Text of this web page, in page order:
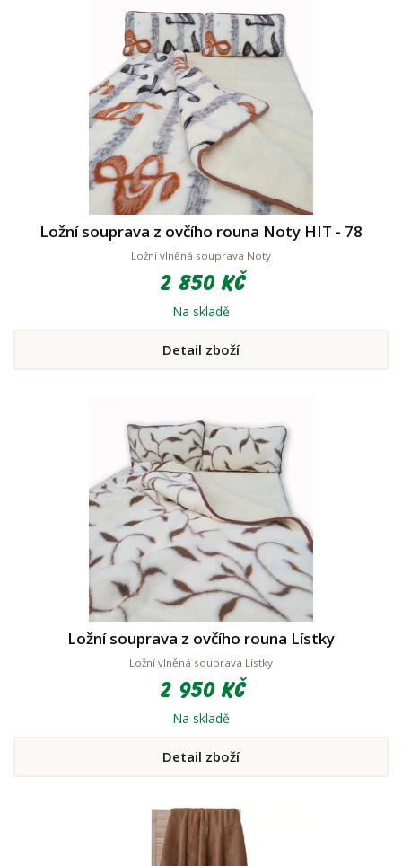
Ložní souprava z ovčího rouna Noty HIT - 78
Ložní vlněná souprava Noty
2 850 Kč
Na skladě
Detail zboží
Ložní souprava z ovčího rouna Lístky
Ložní vlněná souprava Lístky
2 950 Kč
Na skladě
Detail zboží